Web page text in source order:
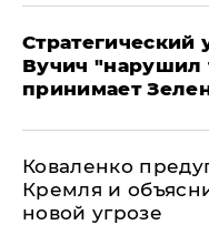
Стратегический
Вучич "нарушил
принимает
Коваленко
Кремля и
новой угрозе